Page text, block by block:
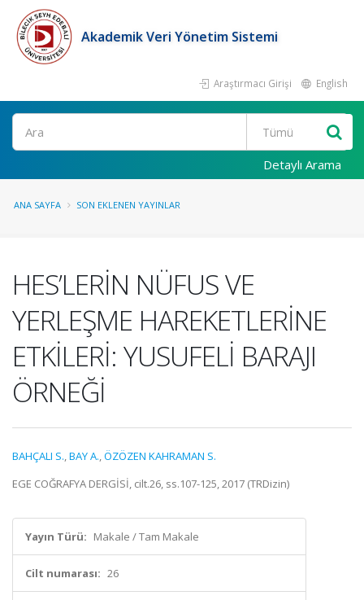
Akademik Veri Yönetim Sistemi
Araştırmacı Girişi English
Ara
Detaylı Arama
ANA SAYFA SON EKLENEN YAYINLAR
HES’LERİN NÜFUS VE
YERLEŞME HAREKETLERİNE
ETKİLERİ: YUSUFELİ BARAJI
ÖRNEĞİ
BAHÇALI S.,BAY A.,ÖZÖZEN KAHRAMAN S.
EGE COĞRAFYA DERGİSİ, cilt.26, ss.107-125, 2017 (TRDizin)
Yayın Türü: Makale / Tam Makale
Cilt numarası: 26